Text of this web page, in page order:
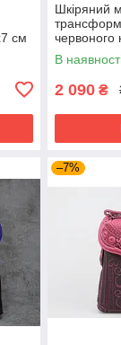
см
Шкіряний
червоного
см
В
2 090 ₴
–7%